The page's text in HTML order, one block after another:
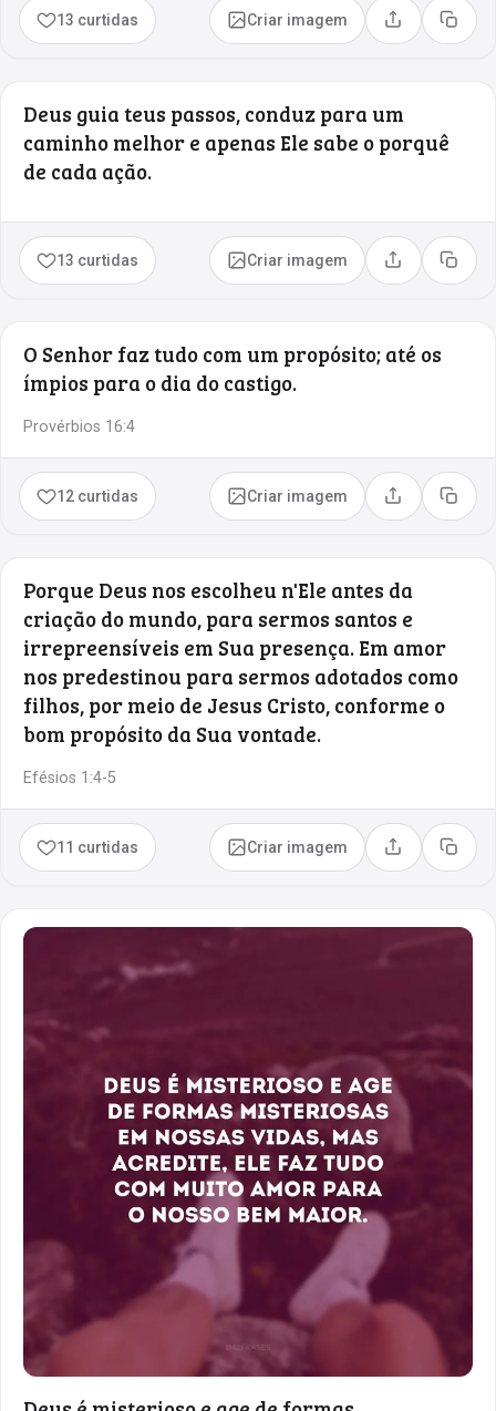
13 curtidas Criar imagem Compartilhar
Copiar
Deus guia teus passos, conduz para um
caminho melhor e apenas Ele sabe o porquê
de cada ação.
13 curtidas Criar imagem Compartilhar
Copiar
O Senhor faz tudo com um propósito; até os
ímpios para o dia do castigo.
Provérbios 16:4
12 curtidas Criar imagem Compartilhar
Copiar
Porque Deus nos escolheu n'Ele antes da
criação do mundo, para sermos santos e
irrepreensíveis em Sua presença. Em amor
nos predestinou para sermos adotados como
filhos, por meio de Jesus Cristo, conforme o
bom propósito da Sua vontade.
Efésios 1:4-5
11 curtidas Criar imagem Compartilhar
Copiar